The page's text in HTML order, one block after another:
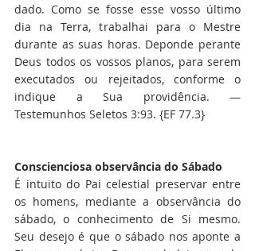
dado. Como se fosse esse vosso último
dia na Terra, trabalhai para o Mestre
durante as suas horas. Deponde perante
Deus todos os vossos planos, para serem
executados ou rejeitados, conforme o
indique a Sua providência. —
Testemunhos Seletos 3:93. {EF 77.3}
Conscienciosa observância do Sábado
É intuito do Pai celestial preservar entre
os homens, mediante a observância do
sábado, o conhecimento de Si mesmo.
Seu desejo é que o sábado nos aponte a